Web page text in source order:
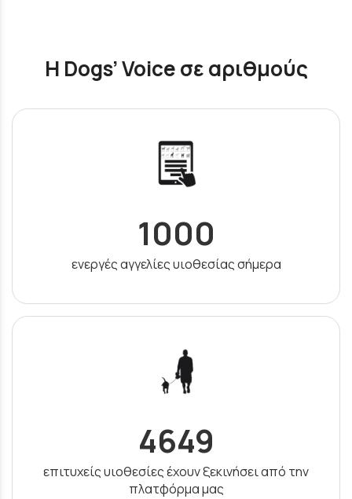
Η Dogs’ Voice σε αριθμούς
1000
ενεργές αγγελίες υιοθεσίας σήμερα
4649
επιτυχείς υιοθεσίες έχουν ξεκινήσει από την
πλατφόρμα μας